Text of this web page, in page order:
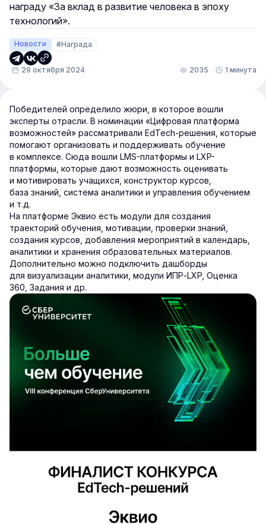
награду «За вклад в развитие человека в эпоху
технологий».
Новости #Награда
29 октября 2024 2035 1 минута
Победителей определило жюри, в которое вошли
эксперты отрасли. В номинации «Цифровая платформа
возможностей» рассматривали EdTech-решения, которые
помогают организовать и поддерживать обучение
в комплексе. Сюда вошли LMS-платформы и LXP-
платформы, которые дают возможность оценивать
и мотивировать учащихся, конструктор курсов,
база знаний, система аналитики и управления обучением
и т.д.
На платформе Эквио есть модули для создания
траекторий обучения, мотивации, проверки знаний,
создания курсов, добавления мероприятий в календарь,
аналитики и хранения образовательных материалов.
Дополнительно можно подключить дашборды
для визуализации аналитики, модули ИПР-LXP, Оценка
360, Задания и др.